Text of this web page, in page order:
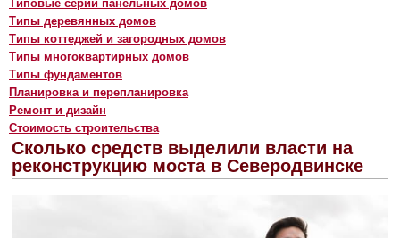
Типовые серии панельных домов
Типы деревянных домов
Типы коттеджей и загородных домов
Типы многоквартирных домов
Типы фундаментов
Планировка и перепланировка
Ремонт и дизайн
Стоимость строительства
Сколько средств выделили власти на
реконструкцию моста в Северодвинске